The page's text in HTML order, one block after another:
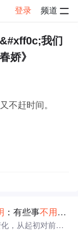
登录 频道
情
我们
娇》
不赶时间。
：有些事不用 一个
，从起初对前任